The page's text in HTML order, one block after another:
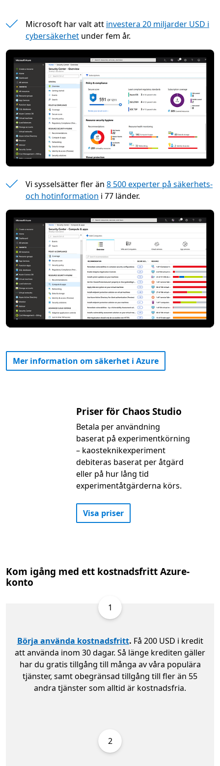
Microsoft har valt att investera 20 miljarder USD i
cybersäkerhet under fem år.
Vi sysselsätter fler än 8 500 experter på säkerhets-
och hotinformation i 77 länder.
Mer information om säkerhet i Azure
Priser för Chaos Studio
Betala per användning
baserat på experimentkörning
– kaosteknikexperiment
debiteras baserat per åtgärd
eller på hur lång tid
experimentåtgärderna körs.
Visa priser
Kom igång med ett kostnadsfritt Azure-
konto
1
Börja använda kostnadsfritt. Få 200 USD i kredit
att använda inom 30 dagar. Så länge krediten gäller
har du gratis tillgång till många av våra populära
tjänster, samt obegränsad tillgång till fler än 55
andra tjänster som alltid är kostnadsfria.
2